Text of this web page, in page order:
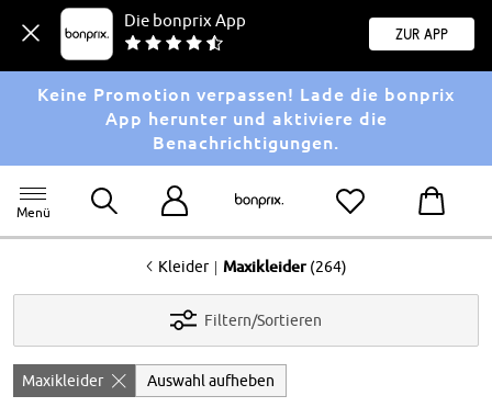
Die bonprix App
Zur App
Keine Promotion verpassen! Lade die bonprix
App herunter und aktiviere die
Benachrichtigungen.
Menü
<Kleider | Maxikleider (264)
Filtern/Sortieren
Maxikleider Auswahl aufheben